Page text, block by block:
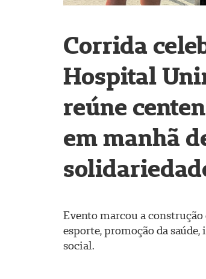
Corrida
Hospital
reúne
em manhã
Evento marcou a
esporte, promoção da
social.